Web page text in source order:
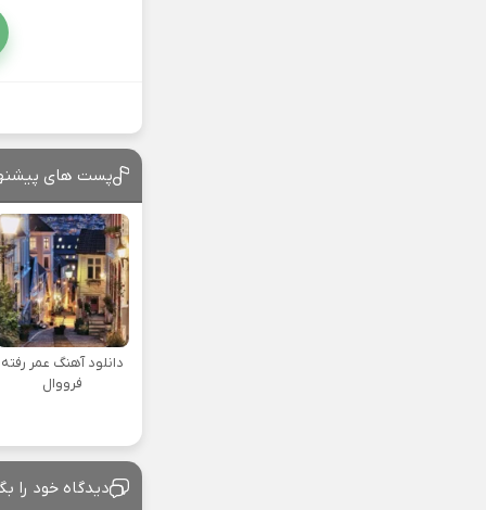
پست های
دانلود آهنگ عمر رفته
فرووال
دیدگاه خود را